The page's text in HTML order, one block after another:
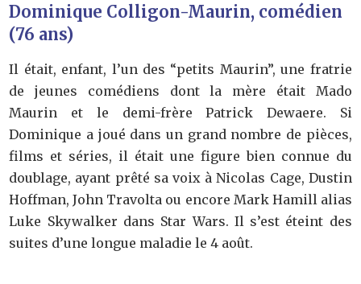
Dominique Colligon-Maurin, comédien
(76 ans)
Il était, enfant, l’un des “petits Maurin”, une fratrie
de jeunes comédiens dont la mère était Mado
Maurin et le demi-frère Patrick Dewaere. Si
Dominique a joué dans un grand nombre de pièces,
films et séries, il était une figure bien connue du
doublage, ayant prêté sa voix à Nicolas Cage, Dustin
Hoffman, John Travolta ou encore Mark Hamill alias
Luke Skywalker dans Star Wars. Il s’est éteint des
suites d’une longue maladie le 4 août.